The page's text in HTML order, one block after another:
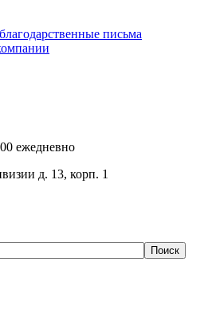
письма
ежедневно
д. 13, корп. 1
Поиск